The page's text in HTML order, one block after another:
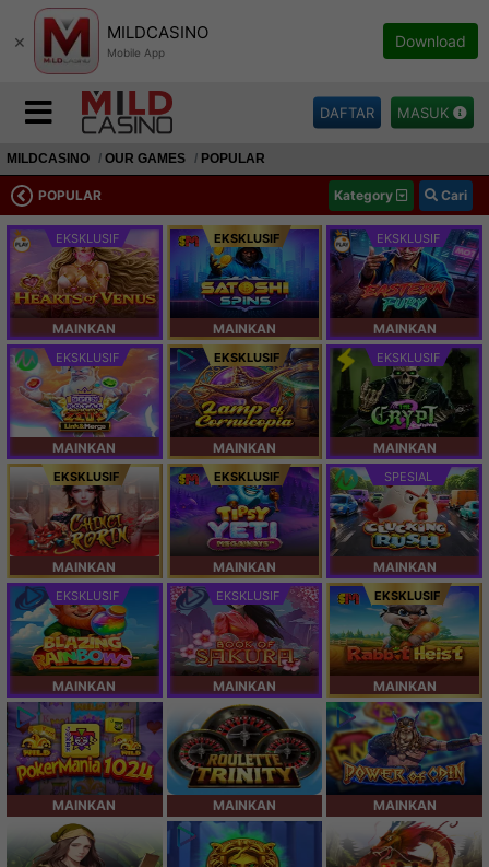
× MILDCASINO
Mobile App
Download
DAFTAR MASUK
MILDCASINO OUR GAMES POPULAR
POPULAR Kategory Cari
EKSKLUSIF
MAINKAN
EKSKLUSIF
MAINKAN
EKSKLUSIF
MAINKAN
EKSKLUSIF
MAINKAN
EKSKLUSIF
MAINKAN
EKSKLUSIF
MAINKAN
EKSKLUSIF
MAINKAN
EKSKLUSIF
MAINKAN
SPESIAL
MAINKAN
EKSKLUSIF
MAINKAN
EKSKLUSIF
MAINKAN
EKSKLUSIF
MAINKAN
MAINKAN MAINKAN MAINKAN